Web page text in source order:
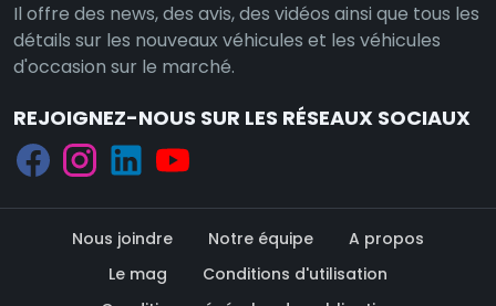
Il offre des news, des avis, des vidéos ainsi que tous les
détails sur les nouveaux véhicules et les véhicules
d'occasion sur le marché.
REJOIGNEZ-NOUS SUR LES RÉSEAUX SOCIAUX
Nous joindre Notre équipe
A propos
Le mag
Conditions d'utilisation